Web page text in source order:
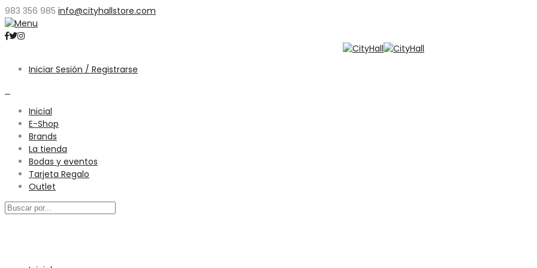
983 356 985 info@cityhallstore.com
Iniciar Sesión / Registrarse
Inicial
E-Shop
Brands
La tienda
Bodas y eventos
Tarjeta Regalo
Outlet